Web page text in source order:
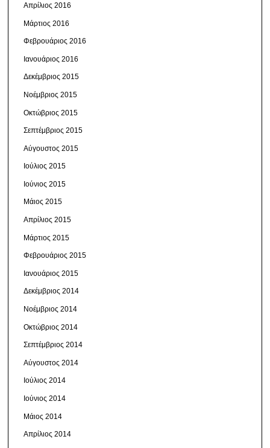
Απρίλιος 2016
Μάρτιος 2016
Φεβρουάριος 2016
Ιανουάριος 2016
Δεκέμβριος 2015
Νοέμβριος 2015
Οκτώβριος 2015
Σεπτέμβριος 2015
Αύγουστος 2015
Ιούλιος 2015
Ιούνιος 2015
Μάιος 2015
Απρίλιος 2015
Μάρτιος 2015
Φεβρουάριος 2015
Ιανουάριος 2015
Δεκέμβριος 2014
Νοέμβριος 2014
Οκτώβριος 2014
Σεπτέμβριος 2014
Αύγουστος 2014
Ιούλιος 2014
Ιούνιος 2014
Μάιος 2014
Απρίλιος 2014